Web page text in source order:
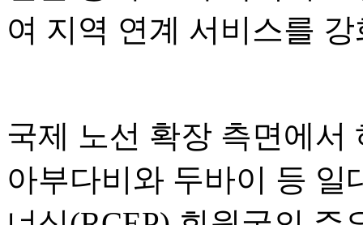
여 지역 연계 서비스를
국제 노선 확장 측면에서
아부다비와 두바이 등